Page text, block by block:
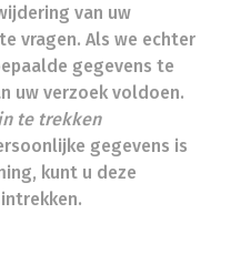
van uw
vragen. Als we echter
gegevens te
uw verzoek voldoen.
te trekken
gegevens is
kunt u deze